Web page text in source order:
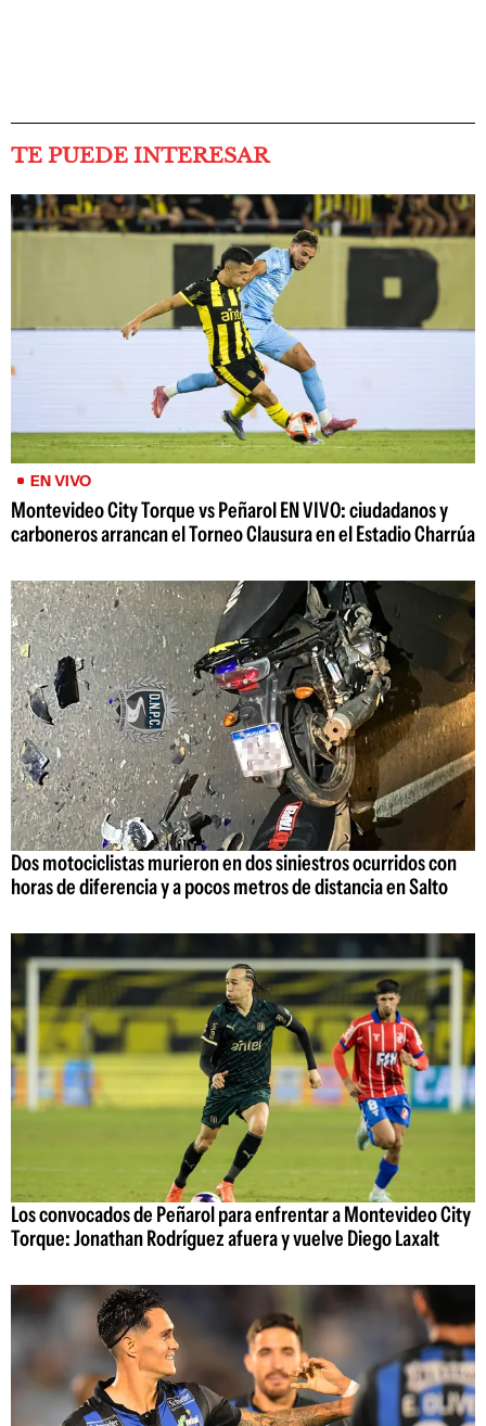
TE PUEDE INTERESAR
EN VIVO
Montevideo City Torque vs Peñarol EN VIVO: ciudadanos y
carboneros arrancan el Torneo Clausura en el Estadio Charrúa
Dos motociclistas murieron en dos siniestros ocurridos con
horas de diferencia y a pocos metros de distancia en Salto
Los convocados de Peñarol para enfrentar a Montevideo City
Torque: Jonathan Rodríguez afuera y vuelve Diego Laxalt